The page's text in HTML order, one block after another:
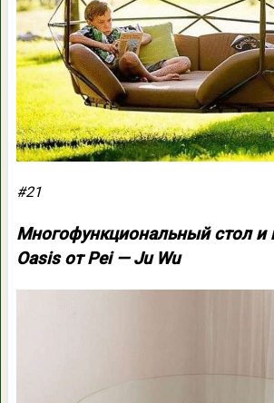
#21
Многофункциональный стол и
Oasis от Pei — Ju Wu